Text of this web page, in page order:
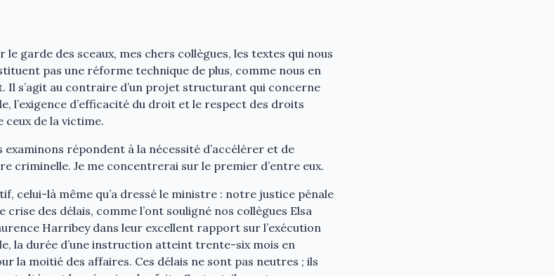
garde des sceaux, mes chers collègues, les textes qui nous
pas une réforme technique de plus, comme nous en
Il s’agit au contraire d’un projet structurant qui concerne
l’exigence d’efficacité du droit et le respect des droits
de la victime.
examinons répondent à la nécessité d’accélérer et de
criminelle. Je me concentrerai sur le premier d’entre eux.
celui-là même qu’a dressé le ministre : notre justice pénale
crise des délais, comme l’ont souligné nos collègues Elsa
Harribey dans leur excellent rapport sur l’exécution
la durée d’une instruction atteint trente-six mois en
la moitié des affaires. Ces délais ne sont pas neutres ; ils